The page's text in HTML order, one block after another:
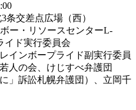
条交差点広場（西）
ー・リソースセンターL-
イド実行委員会
インボープライド副実行委員
人の会、けじすべ弁護団
」訴訟札幌弁護団）、立岡千